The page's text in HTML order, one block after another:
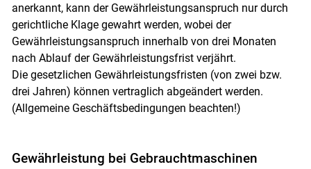
Skip to main content
anerkannt, kann der Gewährleistungsanspruch nur durch
gerichtliche Klage gewahrt werden, wobei der
Gewährleistungsanspruch innerhalb von drei Monaten
nach Ablauf der Gewährleistungsfrist verjährt.
Die gesetzlichen Gewährleistungsfristen (von zwei bzw.
drei Jahren) können vertraglich abgeändert werden.
(Allgemeine Geschäftsbedingungen beachten!)
Gewährleistung bei Gebrauchtmaschinen